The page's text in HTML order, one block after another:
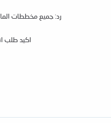
رد: جميع مخططات
اكيد طلب